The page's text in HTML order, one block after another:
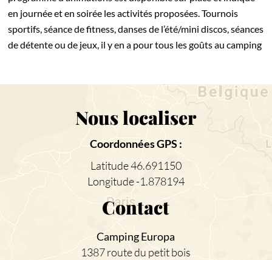
en journée et en soirée les activités proposées. Tournois
sportifs, séance de fitness, danses de l’été/mini discos, séances
de détente ou de jeux, il y en a pour tous les goûts au camping
Nous localiser
Coordonnées GPS :
Latitude 46.691150
Longitude -1.878194
Contact
Camping Europa
1387 route du petit bois